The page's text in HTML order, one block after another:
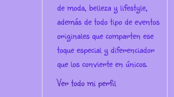
de moda, belleza y lifestyle,
además de todo tipo de eventos
originales que comparten ese
toque especial y diferenciador
que los convierte en únicos.
Ver todo mi perfil